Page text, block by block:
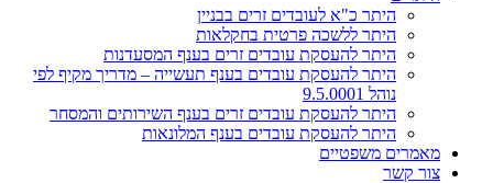
היתר כ"א לעובדים זרים בבניין
היתר ללשכה פרטית בחקלאות
היתר להעסקת עובדים זרים בענף המסעדנות
היתר להעסקת עובדים בענף תעשייה – מדריך מקיף לפי
נוהל 9.5.0001
היתר להעסקת עובדים זרים בענף השירותים והמסחר
היתר להעסקת עובדים בענף המלונאות
מאמרים משפטיים
צור קשר